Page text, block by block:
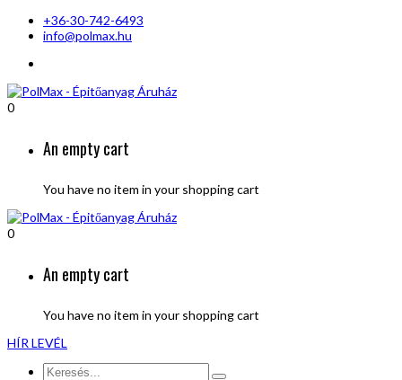
+36-30-742-6493
info@polmax.hu
0
An empty cart
You have no item in your shopping cart
0
An empty cart
You have no item in your shopping cart
HÍR LEVÉL